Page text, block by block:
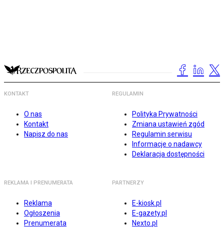
KONTAKT
O nas
Kontakt
Napisz do nas
REGULAMIN
Polityka Prywatności
Zmiana ustawień zgód
Regulamin serwisu
Informacje o nadawcy
Deklaracja dostępności
REKLAMA I PRENUMERATA
Reklama
Ogłoszenia
Prenumerata
PARTNERZY
E-kiosk.pl
E-gazety.pl
Nexto.pl